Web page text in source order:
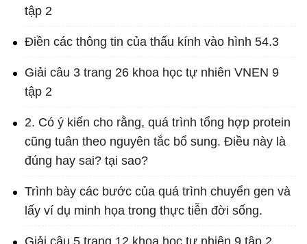
tập 2
Điền các thông tin của thấu kính vào hình 54.3
Giải câu 3 trang 26 khoa học tự nhiên VNEN 9
tập 2
2. Có ý kiến cho rằng, quá trình tổng hợp protein
cũng tuân theo nguyên tắc bổ sung. Điều này là
đúng hay sai? tại sao?
Trình bày các bước của quá trình chuyển gen và
lấy ví dụ minh họa trong thực tiễn đời sống.